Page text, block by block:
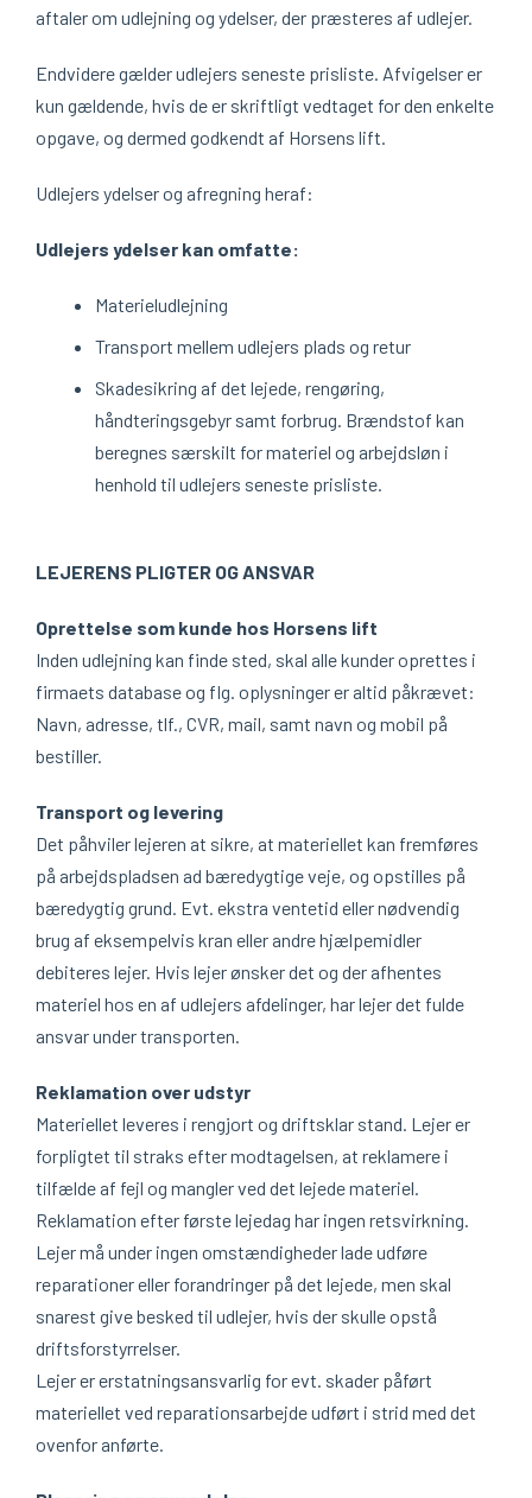
aftaler om udlejning og ydelser, der præsteres af udlejer.
Endvidere gælder udlejers seneste prisliste. Afvigelser er
kun gældende, hvis de er skriftligt vedtaget for den enkelte
opgave, og dermed godkendt af Horsens lift.
Udlejers ydelser og afregning heraf:
Udlejers ydelser kan omfatte:
Materieludlejning
Transport mellem udlejers plads og retur
Skadesikring af det lejede, rengøring,
håndteringsgebyr samt forbrug. Brændstof kan
beregnes særskilt for materiel og arbejdsløn i
henhold til udlejers seneste prisliste.
LEJERENS PLIGTER OG ANSVAR
Oprettelse som kunde hos Horsens lift
Inden udlejning kan finde sted, skal alle kunder oprettes i
firmaets database og flg. oplysninger er altid påkrævet:
Navn, adresse, tlf., CVR, mail, samt navn og mobil på
bestiller.
Transport og levering
Det påhviler lejeren at sikre, at materiellet kan fremføres
på arbejdspladsen ad bæredygtige veje, og opstilles på
bæredygtig grund. Evt. ekstra ventetid eller nødvendig
brug af eksempelvis kran eller andre hjælpemidler
debiteres lejer. Hvis lejer ønsker det og der afhentes
materiel hos en af udlejers afdelinger, har lejer det fulde
ansvar under transporten.
Reklamation over udstyr
Materiellet leveres i rengjort og driftsklar stand. Lejer er
forpligtet til straks efter modtagelsen, at reklamere i
tilfælde af fejl og mangler ved det lejede materiel.
Reklamation efter første lejedag har ingen retsvirkning.
Lejer må under ingen omstændigheder lade udføre
reparationer eller forandringer på det lejede, men skal
snarest give besked til udlejer, hvis der skulle opstå
driftsforstyrrelser.
Lejer er erstatningsansvarlig for evt. skader påført
materiellet ved reparationsarbejde udført i strid med det
ovenfor anførte.